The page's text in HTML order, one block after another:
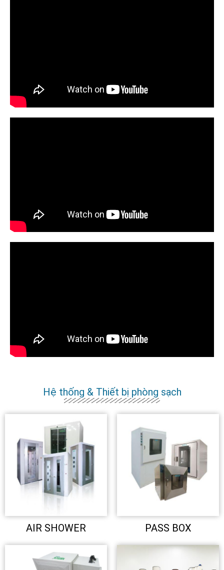
Hệ thống & Thiết bị phòng sạch
AIR SHOWER PASS BOX